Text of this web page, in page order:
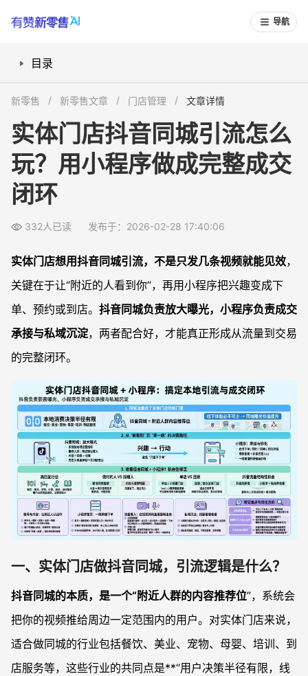
导航
目录
三、如何用小程序承接同城流量，完成在线成交？
四、抖音同城流量怎么更顺畅地导入小程序？
常见问题
实体门店没有运营团队，也能玩转抖音同城吗？
抖音同城有曝光，但几乎没人点小程序怎么办？
已经有微信小程序，还要再做一个抖音小程序吗？
新零售 新零售文章 门店管理 文章详情
实体门店抖音同城引流怎么
玩？用小程序做成完整成交
闭环
332人已读 发布于：2026-02-28 17:40:06
实体门店想用抖音同城引流，不是只发几条视频就能见效，
关键在于让“附近的人看到你”，再用小程序把兴趣变成下
单、预约或到店。 抖音同城负责放大曝光，小程序负责成交
承接与私域沉淀，两者配合好，才能真正形成从流量到交易
的完整闭环。
一、实体门店做抖音同城，引流逻辑是什么？
抖音同城的本质，是一个“附近人群的内容推荐位”，系统会
把你的视频推给周边一定范围内的用户。对实体门店来说，
适合做同城的行业包括餐饮、美业、宠物、母婴、培训、到
店服务等，这些行业的共同点是**“用户决策半径有限，线